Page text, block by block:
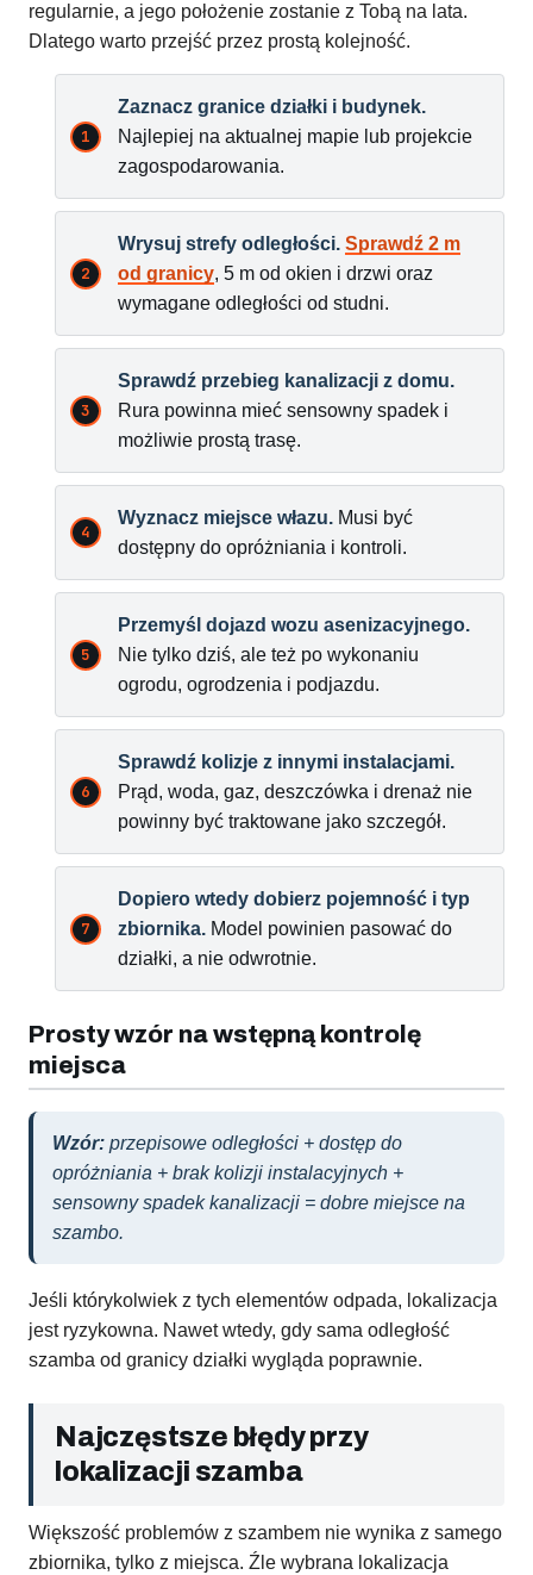
regularnie, a jego położenie zostanie z Tobą na lata.
Dlatego warto przejść przez prostą kolejność.
Zaznacz granice działki i budynek.
Najlepiej na aktualnej mapie lub projekcie
zagospodarowania.
Wrysuj strefy odległości. Sprawdź 2 m
od granicy, 5 m od okien i drzwi oraz
wymagane odległości od studni.
Sprawdź przebieg kanalizacji z domu.
Rura powinna mieć sensowny spadek i
możliwie prostą trasę.
Wyznacz miejsce włazu. Musi być
dostępny do opróżniania i kontroli.
Przemyśl dojazd wozu asenizacyjnego.
Nie tylko dziś, ale też po wykonaniu
ogrodu, ogrodzenia i podjazdu.
Sprawdź kolizje z innymi instalacjami.
Prąd, woda, gaz, deszczówka i drenaż nie
powinny być traktowane jako szczegół.
Dopiero wtedy dobierz pojemność i typ
zbiornika. Model powinien pasować do
działki, a nie odwrotnie.
Prosty wzór na wstępną kontrolę
miejsca
Wzór: przepisowe odległości + dostęp do
opróżniania + brak kolizji instalacyjnych +
sensowny spadek kanalizacji = dobre miejsce na
szambo.
Jeśli którykolwiek z tych elementów odpada, lokalizacja
jest ryzykowna. Nawet wtedy, gdy sama odległość
szamba od granicy działki wygląda poprawnie.
Najczęstsze błędy przy
lokalizacji szamba
Większość problemów z szambem nie wynika z samego
zbiornika, tylko z miejsca. Źle wybrana lokalizacja